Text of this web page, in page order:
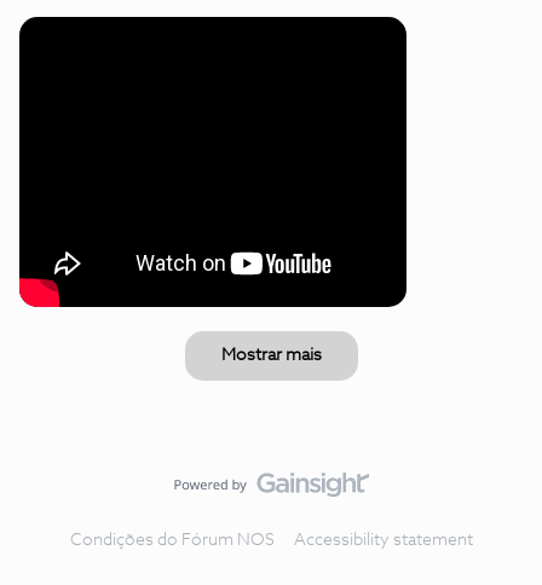
Mostrar mais
Condições do Fórum NOS Accessibility statement